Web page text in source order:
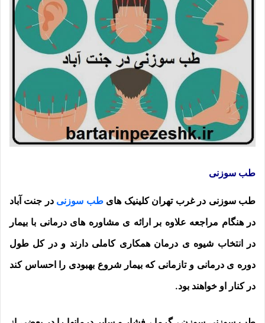
طب سوزنی
طب سوزنی در غرب تهران کلینیک هایطب سوزنی در جنت آباد
در هنگام مراجعه علاوه بر ارائه ی مشاوره های درمانی با بیمار
در انتخاب شیوه ی درمان همکاری کاملی دارند و در کل طول
دوره ی درمانی و تازمانی که بیمار شروع بهبودی را احساس کند
در کنار او خواهند بود.